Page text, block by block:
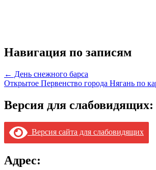
Навигация по записям
← День снежного барса
Открытое Первенство города Нягань по
Версия для слабовидящих:
Версия сайта для слабовидящих
Адрес: